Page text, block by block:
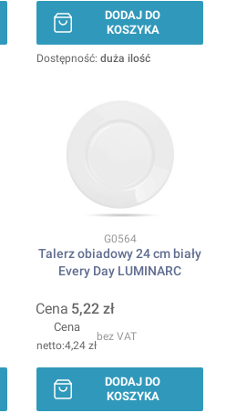
DODAJ DO
KOSZYKA
Dostępność: duża ilość
Kod produktu
G0564
Talerz obiadowy 24 cm biały
Every Day LUMINARC
Cena 5,22 zł
Cena
4,24 zł
bez VAT
DODAJ DO
KOSZYKA